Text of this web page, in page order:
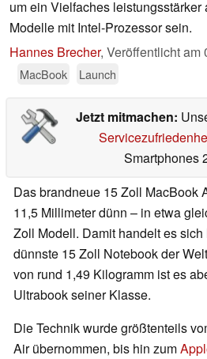
um ein Vielfaches
Modelle mit Intel-Prozessor sein.
Hannes Brecher, Veröffentlicht am
MacBook
Launch
Jetzt mitmachen:
Smartphones
Das brandneue 15 Zoll MacBook
11,5 Millimeter dünn – in etwa
Zoll Modell. Damit handelt es
dünnste 15 Zoll Notebook der
von rund 1,49 Kilogramm ist es
Ultrabook seiner Klasse.
Die Technik wurde größtenteils
Air übernommen, bis hin zum